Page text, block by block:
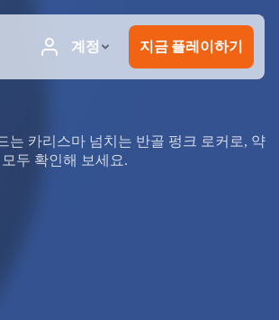
는 카리스마 넘치는 반골 펑크 로커로, 약
두 확인해 보세요.